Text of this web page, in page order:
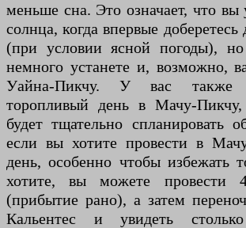
меньше сна. Это означает, что вы
солнца, когда впервые
(при условии ясной погоды),
немного устанете и, возможно,
Уайна-Пикчу. У вас также
торопливый день в Мачу-
будет тщательно спланировать
если вы хотите провести в
день, особенно чтобы избежать
хотите, вы можете провести
(прибытие рано), а затем
Кальентес и увидеть